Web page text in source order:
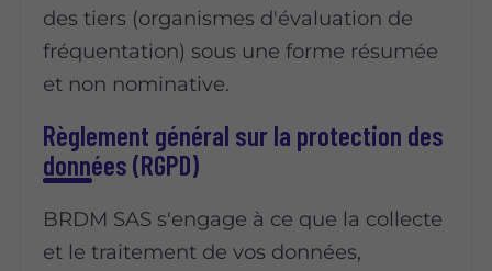
des tiers (organismes d'évaluation de
fréquentation) sous une forme résumée
et non nominative.
Règlement général sur la protection des
données (RGPD)
BRDM SAS s'engage à ce que la collecte
et le traitement de vos données,